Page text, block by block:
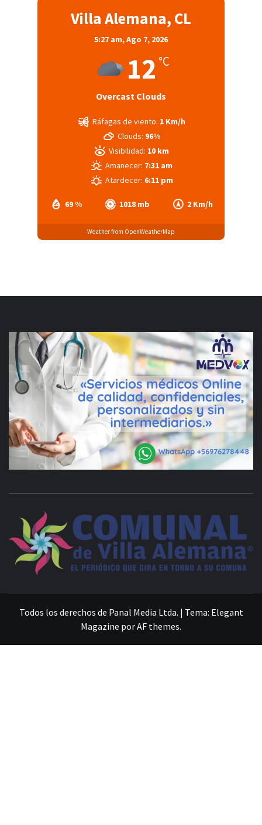
Villa Alemana, CL
5:27 am,Ago 7, 2026
12 °C
Overcast Clouds
69 % 1018 mb 2 Km/h
Ráfagas de viento: 1 Km/h
Clouds: 96%
Visibilidad: 10 km
Amanecer: 7:31 am
Atardecer: 6:11 pm
Weather from OpenWeatherMap
Todos los derechos de Panal Media Ltda. | Tema: Elegant
Magazine porAF themes.